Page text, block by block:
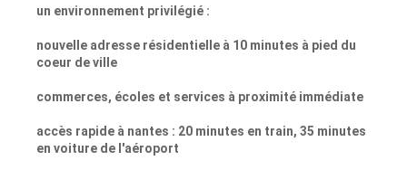
un environnement privilégié :
nouvelle adresse résidentielle à 10 minutes à pied du
coeur de ville
commerces, écoles et services à proximité immédiate
accès rapide à nantes : 20 minutes en train, 35 minutes
en voiture de l'aéroport